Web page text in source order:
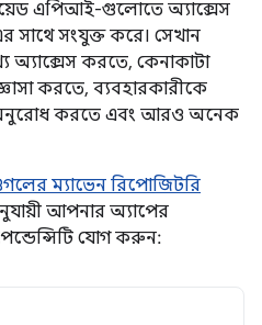
এপিআই-গুলোতে অ্যাক্সেস
সাথে সংযুক্ত করে। সেখান
অ্যাক্সেস করতে, কেনাকাটা
করতে, ব্যবহারকারীকে
করতে এবং আরও অনেক
ম্যাভেন রিপোজিটরি
আপনার অ্যাপের
যোগ করুন: